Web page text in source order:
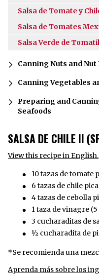
Salsa de Tomate y
Salsa de Tomates
Salsa Verde de
Canning Nuts and Nut
Canning Vegetables
Preparing and
Seafoods
SALSA DE CHILE II
View this recipe in English.
10 tazas de tomate
6 tazas de chile
4 tazas de cebolla
1 taza de vinagre
3 cucharaditas de
½ cucharadita de
*Se recomienda una
Aprenda más sobre los